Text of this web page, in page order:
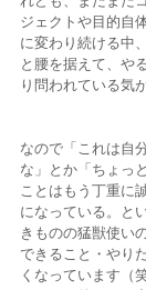
ジェクトや目的自
に変わり続ける中
と腰を据えて、や
り問われている気
なので「これは自
な」とか「ちょっ
ことはもう丁重に
になっている。と
きものの猛獣使い
できること・やり
くなっています（